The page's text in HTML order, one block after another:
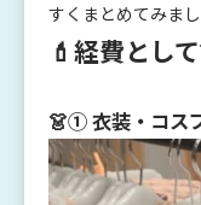
すくまとめてみま
💄経費とし
👗① 衣装・コス